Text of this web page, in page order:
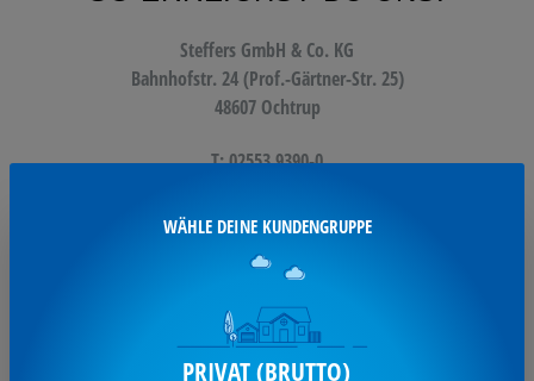
Steffers GmbH & Co. KG
Bahnhofstr. 24 (Prof.-Gärtner-Str. 25)
48607 Ochtrup
T: 02553 9390-0
info@steffers.de
UNSERE SERVICES:
WÄHLE DEINE KUNDENGRUPPE
PRIVAT (BRUTTO)